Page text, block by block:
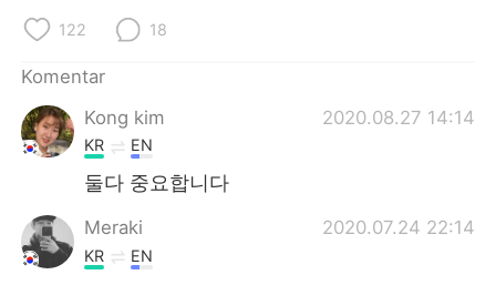
122 18
Komentar
Kong kim
2020.08.27 14:14
KR EN
둘다 중요합니다
Meraki 2020.07.24 22:14
KR EN